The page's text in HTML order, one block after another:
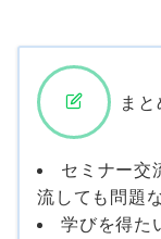
まと
セミナー交
流しても問題
学びを得た